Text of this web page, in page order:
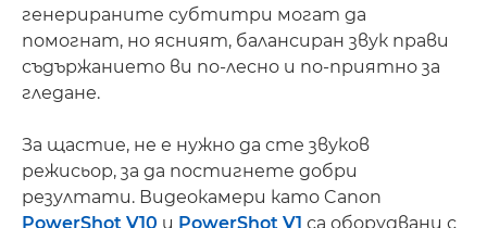
генерираните субтитри могат да
помогнат, но ясният, балансиран звук прави
съдържанието ви по-лесно и по-приятно за
гледане.
За щастие, не е нужно да сте звуков
режисьор, за да постигнете добри
резултати. Видеокамери като Canon
PowerShot V10 и PowerShot V1 са оборудвани с